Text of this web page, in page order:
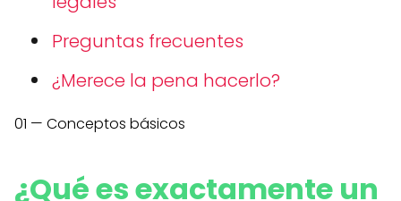
Preguntas frecuentes
¿Merece la pena hacerlo?
01 — Conceptos básicos
¿Qué es exactamente un